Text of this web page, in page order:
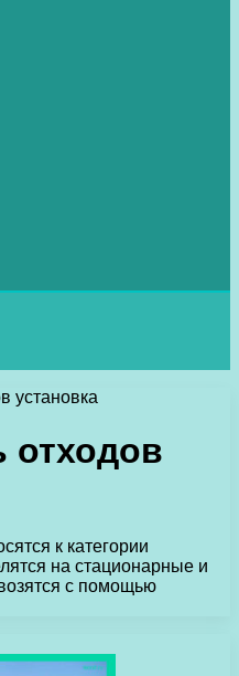
установка
отходов
к категории
на стационарные и
с помощью